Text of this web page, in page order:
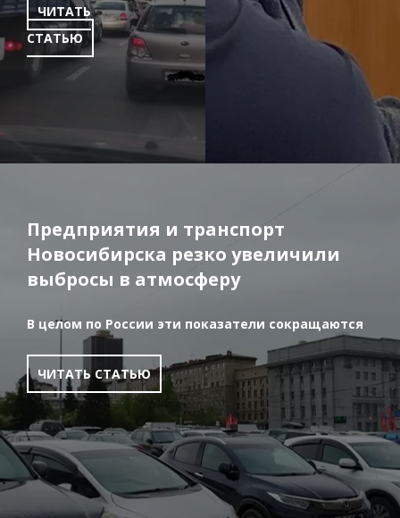
ЧИТАТЬ
СТАТЬЮ
Предприятия и транспорт
Новосибирска резко увеличили
выбросы в атмосферу
В целом по России эти показатели сокращаются
ЧИТАТЬ СТАТЬЮ